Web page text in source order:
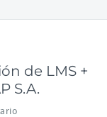
de LMS +
S.A.